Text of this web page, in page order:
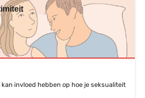
invloed hebben op hoe je seksualiteit